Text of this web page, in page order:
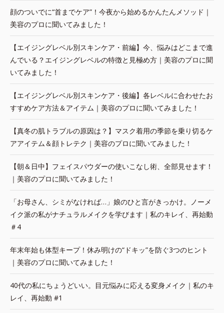
顔のついでに“首までケア”！今夜から始めるかんたんメソッド｜
美容のプロに聞いてみました！
【エイジングレベル別スキンケア・前編】今、悩みはどこまで進
んでいる？エイジングレベルの特徴と見極め方｜美容のプロに聞
いてみました！
【エイジングレベル別スキンケア・後編】各レベルに合わせたお
すすめケア方法＆アイテム｜美容のプロに聞いてみました！
【真冬の肌トラブルの原因は？】マスク着用の季節を乗り切るケ
アアイテム＆顔トレテク｜美容のプロに聞いてみました！
【朝＆日中】フェイスパウダーの使いこなし術、全部見せます！
｜美容のプロに聞いてみました！
「お母さん、シミがなければ…」娘のひと言がきっかけ。ノーメ
イク派の私がナチュラルメイクを学びます｜私のキレイ、再始動
＃4
年末年始も体型キープ！休み明けの“ドキッ”を防ぐ3つのヒント
｜美容のプロに聞いてみました！
40代の私にちょうどいい。目元悩みに応える変身メイク｜私のキ
レイ、再始動 #1